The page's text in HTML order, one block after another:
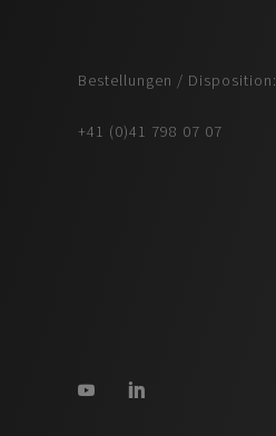
Bestellungen / Disposition:
+41 (0)41 798 07 07